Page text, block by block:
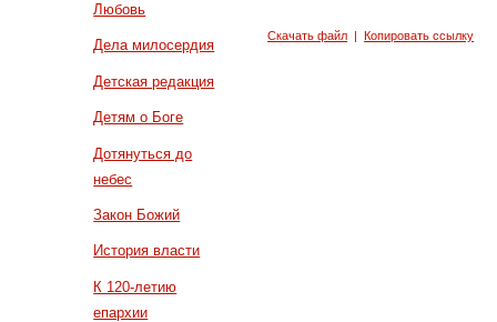
Любовь
Дела милосердия
Детская редакция
Детям о Боге
Дотянуться до
небес
Закон Божий
История власти
К 120-летию
епархии
Скачать файл Копировать ссылку